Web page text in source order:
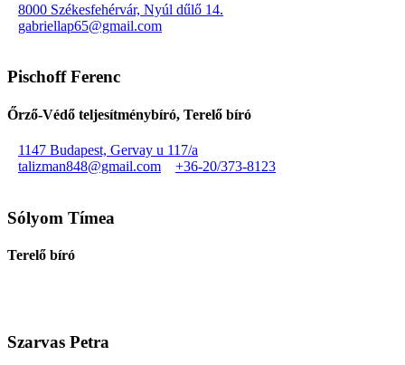
8000 Székesfehérvár, Nyúl dűlő 14.
gabriellap65@gmail.com
Pischoff Ferenc
Őrző-Védő teljesítménybíró, Terelő bíró
1147 Budapest, Gervay u 117/a
talizman848@gmail.com
+36-20/373-8123
Sólyom Tímea
Terelő bíró
Szarvas Petra